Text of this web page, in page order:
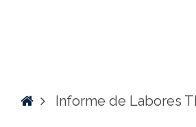
HomeInforme de Labores